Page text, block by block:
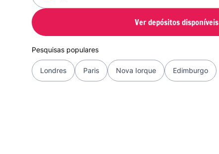
Ver depósitos disponíveis
Pesquisas populares
Londres Paris Nova Iorque Edimburgo